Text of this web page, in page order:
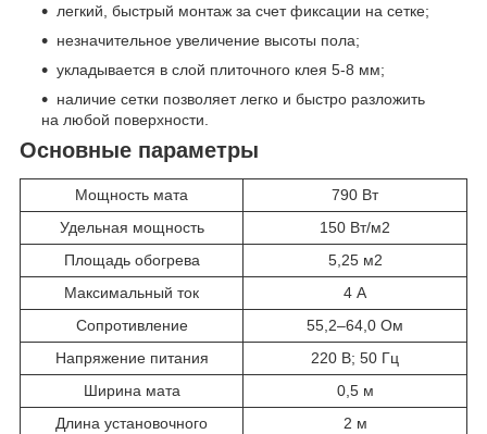
легкий, быстрый монтаж за счет фиксации на сетке;
незначительное увеличение высоты пола;
укладывается в слой плиточного клея 5-8 мм;
наличие сетки позволяет легко и быстро разложить
на любой поверхности.
Основные параметры
Мощность мата
790 Вт
Удельная мощность
150 Вт/м2
Площадь обогрева
5,25 м2
Максимальный ток
4 А
Сопротивление
55,2–64,0 Ом
Напряжение питания
220 В; 50 Гц
Ширина мата
0,5 м
Длина установочного
2 м